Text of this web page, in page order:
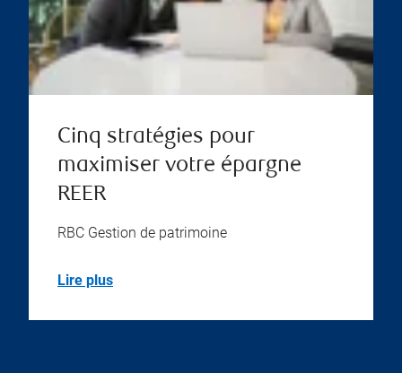
Cinq stratégies pour
maximiser votre épargne
REER
RBC Gestion de patrimoine
Lire plus